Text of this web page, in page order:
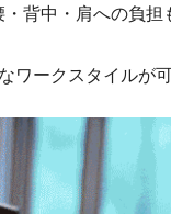
背中・肩への負担
ワークスタイルが